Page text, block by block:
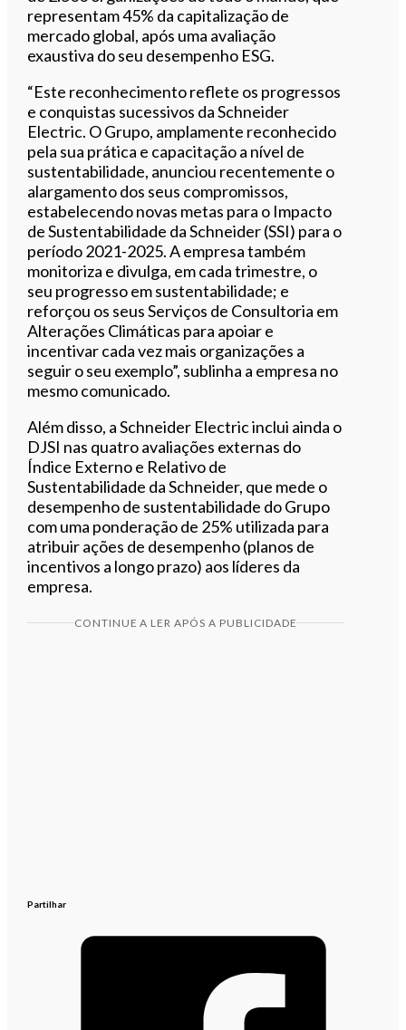
representam 45% da capitalização de
mercado global, após uma avaliação
exaustiva do seu desempenho ESG.
“Este reconhecimento reflete os progressos
e conquistas sucessivos da Schneider
Electric. O Grupo, amplamente reconhecido
pela sua prática e capacitação a nível de
sustentabilidade, anunciou recentemente o
alargamento dos seus compromissos,
estabelecendo novas metas para o Impacto
de Sustentabilidade da Schneider (SSI) para o
período 2021-2025. A empresa também
monitoriza e divulga, em cada trimestre, o
seu progresso em sustentabilidade; e
reforçou os seus Serviços de Consultoria em
Alterações Climáticas para apoiar e
incentivar cada vez mais organizações a
seguir o seu exemplo”, sublinha a empresa no
mesmo comunicado.
Além disso, a Schneider Electric inclui ainda o
DJSI nas quatro avaliações externas do
Índice Externo e Relativo de
Sustentabilidade da Schneider, que mede o
desempenho de sustentabilidade do Grupo
com uma ponderação de 25% utilizada para
atribuir ações de desempenho (planos de
incentivos a longo prazo) aos líderes da
empresa.
CONTINUE A LER APÓS A PUBLICIDADE
Partilhar